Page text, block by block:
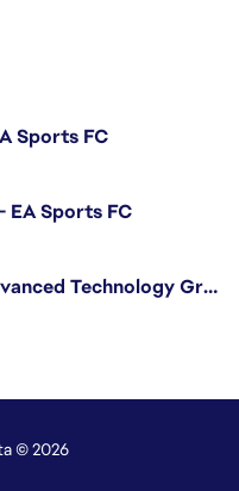
Sports FC
EA Sports FC
Senior Software Engineer - Advanced Technology Group
© 2026